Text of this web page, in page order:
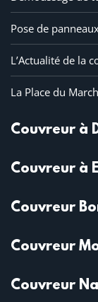
Pose de
L’Actualité de la
La Place du
Couvreur à
Couvreur à
Couvreur
Couvreur
Couvreur